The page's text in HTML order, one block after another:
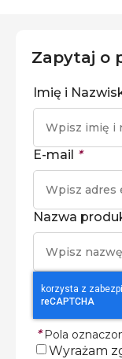
Zapytaj o
Imię i
E-mail *
Nazwa
* Pola
Wyrażam